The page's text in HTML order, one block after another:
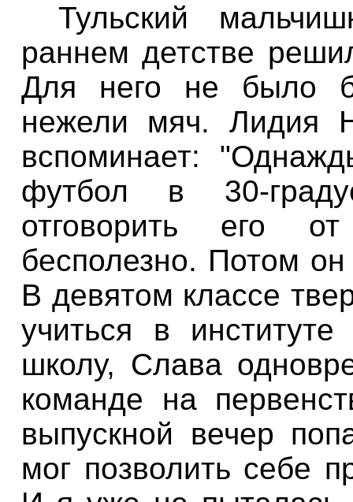
Тульский
раннем детстве
Для него не было
нежели мяч. Лидия
вспоминает:
футбол в 30-
отговорить его
бесполезно. Потом
В девятом классе
учиться в
школу, Слава
команде на
выпускной вечер
мог позволить себе